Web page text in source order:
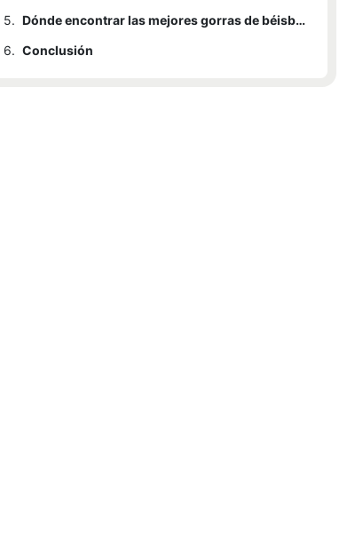
5.
Dónde encontrar las mejores gorras de béisbol para jóvenes
6. Conclusión